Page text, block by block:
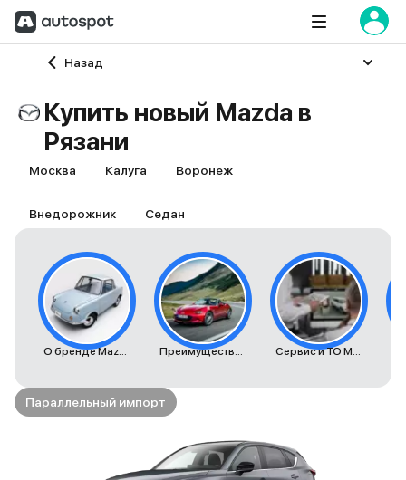
Назад
Главная
Купить новый Mazda в
Рязани
Москва Калуга Воронеж
Внедорожник Седан
О бренде Mazda Преимущества автомобилей Mazda Сервис и ТО Mazda
Параллельный импорт